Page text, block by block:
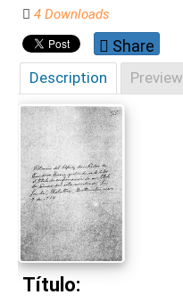
4 Downloads
Share
Description Preview
Título: